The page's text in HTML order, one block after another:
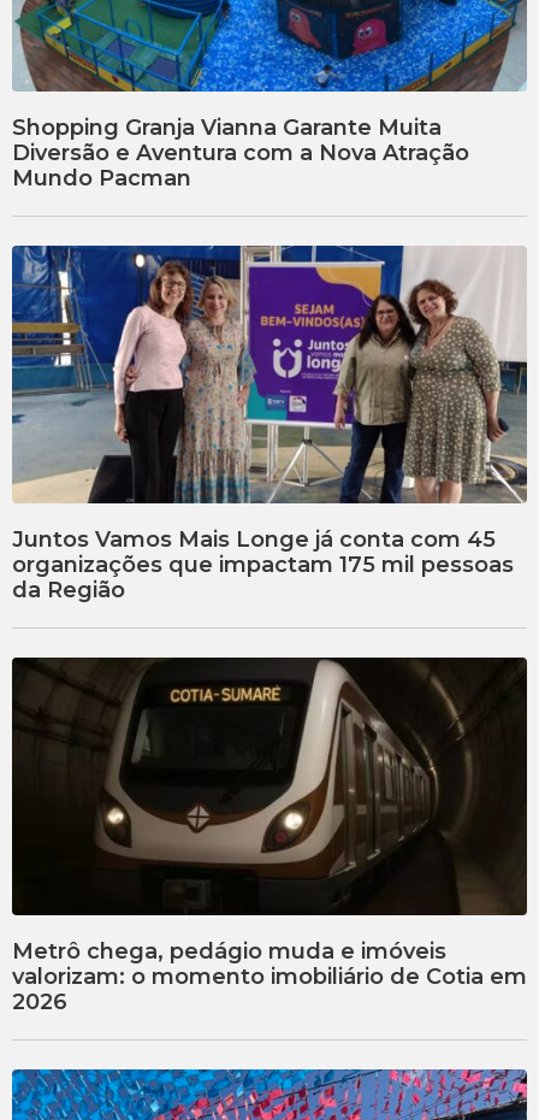
Shopping Granja Vianna Garante Muita
Diversão e Aventura com a Nova Atração
Mundo Pacman
Juntos Vamos Mais Longe já conta com 45
organizações que impactam 175 mil pessoas
da Região
Metrô chega, pedágio muda e imóveis
valorizam: o momento imobiliário de Cotia em
2026